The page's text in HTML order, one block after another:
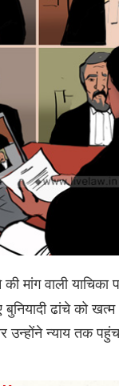
मांग वाली याचिका
ढांचे को खत्म
न्याय तक पहुंच